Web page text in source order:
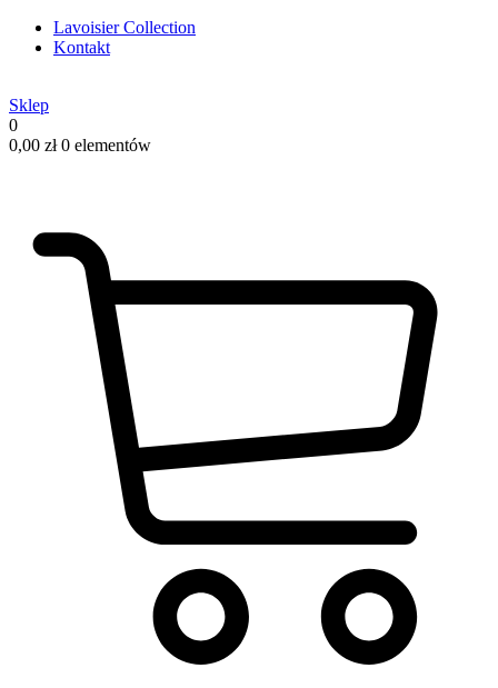
Lavoisier Collection
Kontakt
Sklep
0
0,00 zł 0 elementów